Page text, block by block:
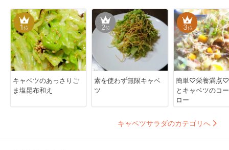
1位
キャベツのあっさりご
ま塩昆布和え
2位
素を使わず無限キャベ
ツ
3位
簡単♡栄養満点
とキャベツのコ
ロー
キャベツサラダのカテゴリへ